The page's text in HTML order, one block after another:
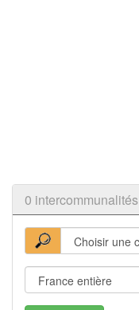
0 intercommunalités